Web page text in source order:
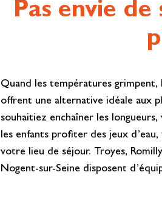
Pas envie
Quand les températures grimpent,
offrent une alternative idéale aux
souhaitiez enchaîner les
les enfants profiter des jeux
votre lieu de séjour. Troyes,
Nogent-sur-Seine disposent